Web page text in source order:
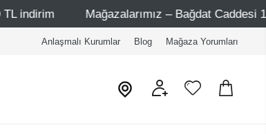
– Bağdat Caddesi 1 - Bağdat
Anlaşmalı Kurumlar Blog Mağaza Yorumları